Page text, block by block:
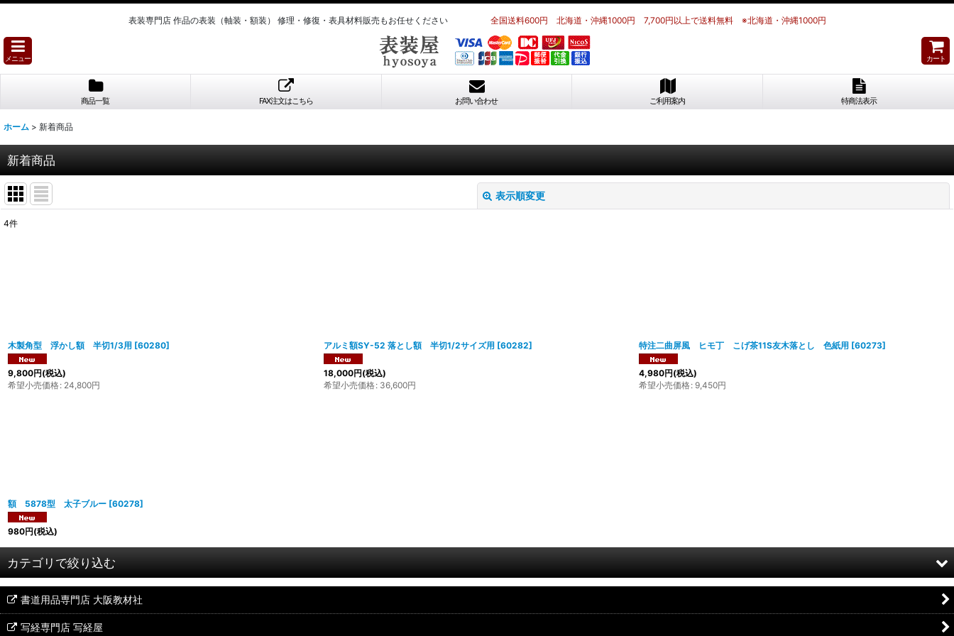
表装専門店 作品の表装（軸装・額装） 修理・修復・表具材料販売もお任せください 全国送料600円 北海道・沖縄1000円 7,700円以上で送料無料 ※北海道・沖縄1000円
メニュー カート
商品一覧 FAX注文はこちら お問い合わせ ご利用案内 特商法表示
ホーム > 新着商品
新着商品
表示順変更
4件
木製角型 浮かし額 半切1/3用 [60280]
9,800円(税込)
希望小売価格: 24,800円
アルミ額SY-52 落とし額 半切1/2サイズ用 [60282]
18,000円(税込)
希望小売価格: 36,600円
特注二曲屏風 ヒモ丁 こげ茶11S友木落とし 色紙用 [60273]
4,980円(税込)
希望小売価格: 9,450円
額 5878型 太子ブルー [60278]
980円(税込)
カテゴリで絞り込む
書道用品専門店 大阪教材社
写経専門店 写経屋